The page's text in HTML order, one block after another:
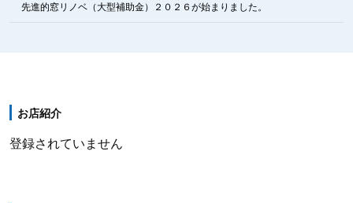
先進的窓リノベ（大型補助金）２０２６が始まりました。
お店紹介
登録されていません